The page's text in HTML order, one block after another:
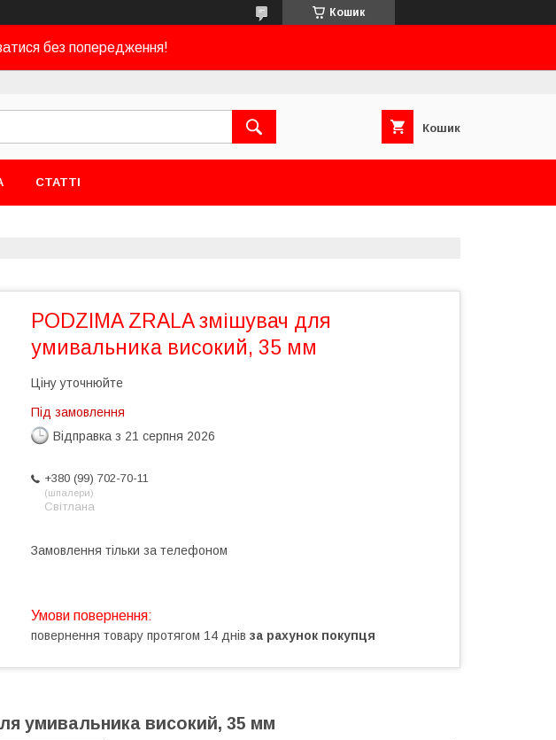
Кошик
без попередження!
Кошик
СТАТТІ
PODZIMA ZRALA змішувач для
умивальника високий, 35 мм
Ціну уточнюйте
Під замовлення
Відправка з 21 серпня 2026
+380 (99) 702-70-11
шпалери
Світлана
Замовлення тільки за телефоном
повернення товару протягом 14 днів за рахунок покупця
умивальника високий, 35 мм